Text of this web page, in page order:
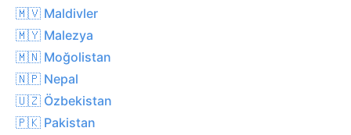
🇲🇻 Maldivler
🇲🇾 Malezya
🇲🇳 Moğolistan
🇳🇵 Nepal
🇺🇿 Özbekistan
🇵🇰 Pakistan